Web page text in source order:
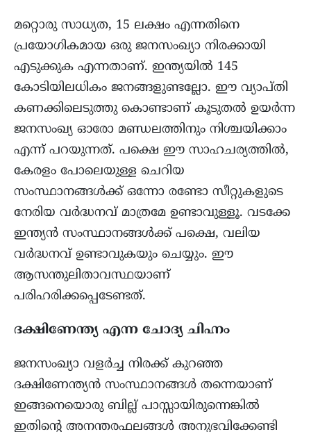
മറ്റൊരു സാധ്യത, 15 ലക്ഷം എന്നതിനെ
പ്രയോഗികമായ ഒരു ജനസംഖ്യാ നിരക്കായി
എടുക്കുക എന്നതാണ്. ഇന്ത്യയിൽ 145
കോടിയിലധികം ജനങ്ങളുണ്ടല്ലോ. ഈ വ്യാപ്തി
കണക്കിലെടുത്തു കൊണ്ടാണ് കൂടുതൽ ഉയർന്ന
ജനസംഖ്യ ഓരോ മണ്ഡലത്തിനും നിശ്ചയിക്കാം
എന്ന് പറയുന്നത്. പക്ഷെ ഈ സാഹചര്യത്തിൽ,
കേരളം പോലെയുള്ള ചെറിയ
സംസ്ഥാനങ്ങൾക്ക് ഒന്നോ രണ്ടോ സീറ്റുകളുടെ
നേരിയ വർദ്ധനവ് മാത്രമേ ഉണ്ടാവുള്ളൂ. വടക്കേ
ഇന്ത്യൻ സംസ്ഥാനങ്ങൾക്ക് പക്ഷെ, വലിയ
വർദ്ധനവ് ഉണ്ടാവുകയും ചെയ്യും. ഈ
ആസന്തുലിതാവസ്ഥയാണ്
പരിഹരിക്കപ്പെടേണ്ടത്.
ദക്ഷിണേന്ത്യ എന്ന ചോദ്യ ചിഹ്നം
ജനസംഖ്യാ വളർച്ച നിരക്ക് കുറഞ്ഞ
ദക്ഷിണേന്ത്യൻ സംസ്ഥാനങ്ങൾ തന്നെയാണ്
ഇങ്ങനെയൊരു ബില്ല് പാസ്സായിരുന്നെങ്കിൽ
ഇതിന്റെ അനന്തരഫലങ്ങൾ അനുഭവിക്കേണ്ടി